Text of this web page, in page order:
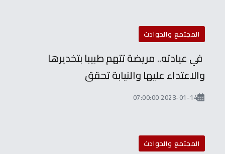
المجتمع والحوادث
في عيادته.. مريضة تتهم طبيبا بتخديرها
والاعتداء عليها والنيابة تحقق
2023-01-14 07:00:00
المجتمع والحوادث